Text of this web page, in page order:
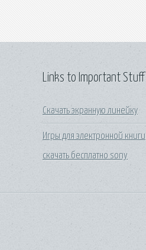
Links to Important Stuff
Скачать экранную линейку
Игры для электронной книги
скачать бесплатно sony